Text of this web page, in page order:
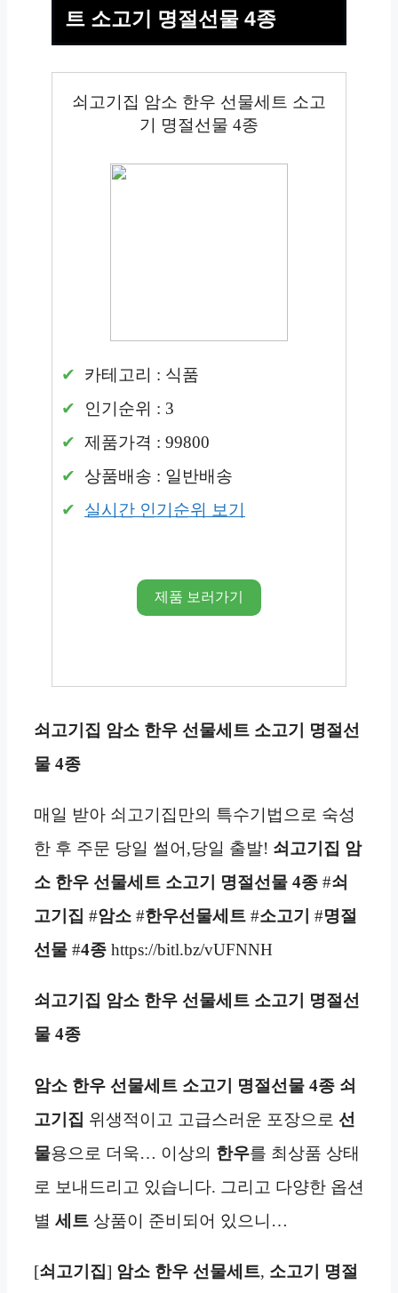
트 소고기 명절선물 4종
쇠고기집 암소 한우 선물세트 소고
기 명절선물 4종
카테고리 : 식품
인기순위 : 3
제품가격 : 99800
상품배송 : 일반배송
실시간 인기순위 보기
제품 보러가기
쇠고기집 암소 한우 선물세트 소고기 명절선
물 4종
매일 받아 쇠고기집만의 특수기법으로 숙성
한 후 주문 당일 썰어,당일 출발! 쇠고기집 암
소 한우 선물세트 소고기 명절선물 4종 #쇠
고기집 #암소 #한우선물세트 #소고기 #명절
선물 #4종 https://bitl.bz/vUFNNH
쇠고기집 암소 한우 선물세트 소고기 명절선
물 4종
암소 한우 선물세트 소고기 명절선물 4종 쇠
고기집 위생적이고 고급스러운 포장으로 선
물용으로 더욱… 이상의 한우를 최상품 상태
로 보내드리고 있습니다. 그리고 다양한 옵션
별 세트 상품이 준비되어 있으니…
[쇠고기집] 암소 한우 선물세트, 소고기 명절